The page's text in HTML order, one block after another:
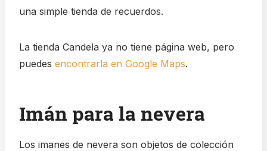
una simple tienda de recuerdos.
La tienda Candela ya no tiene página web, pero
puedes encontrarla en Google Maps.
Imán para la nevera
Los imanes de nevera son objetos de colección